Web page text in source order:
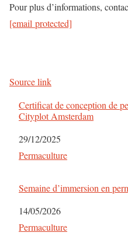
Pour plus d’informations,
[email protected]
Source link
Certificat de conception de
Cityplot Amsterdam
Date
29/12/2025
Par rapport à
Permaculture
Semaine d’immersion en
Date
14/05/2026
Par rapport à
Permaculture